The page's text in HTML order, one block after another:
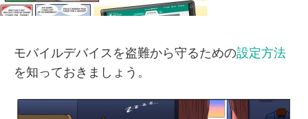
モバイルデバイスを盗難から守るための設定方法
を知っておきましょう。